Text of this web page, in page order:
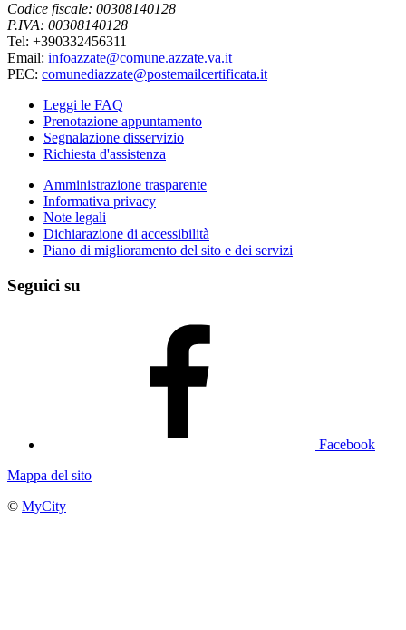
Codice fiscale: 00308140128
P.IVA: 00308140128
Tel: +390332456311
Email: infoazzate@comune.azzate.va.it
PEC: comunediazzate@postemailcertificata.it
Leggi le FAQ
Prenotazione appuntamento
Segnalazione disservizio
Richiesta d'assistenza
Amministrazione trasparente
Informativa privacy
Note legali
Dichiarazione di accessibilità
Piano di miglioramento del sito e dei servizi
Seguici su
Facebook
Mappa del sito
© MyCity